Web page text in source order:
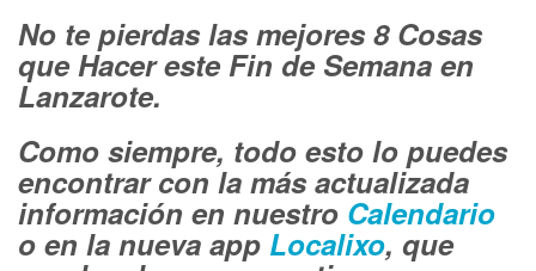
No te pierdas las mejores 8 Cosas
que Hacer este Fin de Semana en
Lanzarote.
Como siempre, todo esto lo puedes
encontrar con la más actualizada
información en nuestro Calendario
o en la nueva app Localixo, que